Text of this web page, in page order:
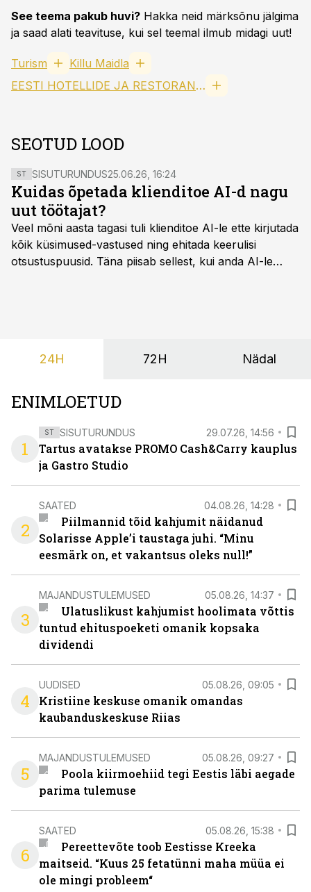
See teema pakub huvi? Hakka neid märksõnu jälgima
ja saad alati teavituse, kui sel teemal ilmub midagi uut!
Turism
Killu Maidla
EESTI HOTELLIDE JA RESTORANIDE LIIT MTÜ
SEOTUD LOOD
ST SISUTURUNDUS25.06.26, 16:24
Kuidas õpetada klienditoe AI-d nagu
uut töötajat?
Veel mõni aasta tagasi tuli klienditoe AI-le ette kirjutada
kõik küsimused-vastused ning ehitada keerulisi
otsustuspuusid. Täna piisab sellest, kui anda AI-le
24H 72H Nädal
ENIMLOETUD
1
ST SISUTURUNDUS 29.07.26, 14:56
Tartus avatakse PROMO Cash&Carry kauplus
ja Gastro Studio
2
SAATED 04.08.26, 14:28
Piilmannid tõid kahjumit näidanud
Solarisse Apple’i taustaga juhi. “Minu
eesmärk on, et vakantsus oleks null!”
3
MAJANDUSTULEMUSED 05.08.26, 14:37
Ulatuslikust kahjumist hoolimata võttis
tuntud ehituspoeketi omanik kopsaka
dividendi
4
UUDISED 05.08.26, 09:05
Kristiine keskuse omanik omandas
kaubanduskeskuse Riias
5
MAJANDUSTULEMUSED 05.08.26, 09:27
Poola kiirmoehiid tegi Eestis läbi aegade
parima tulemuse
6
SAATED 05.08.26, 15:38
Pereettevõte toob Eestisse Kreeka
maitseid. “Kuus 25 fetatünni maha müüa ei
ole mingi probleem“